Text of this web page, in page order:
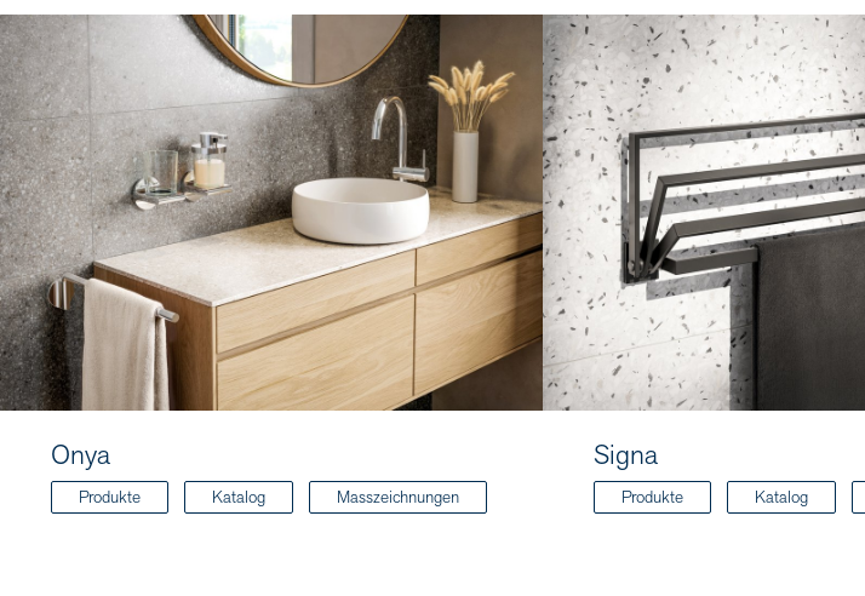
Onya
Produkte Katalog Masszeichnungen
Signa
Produkte Katalog